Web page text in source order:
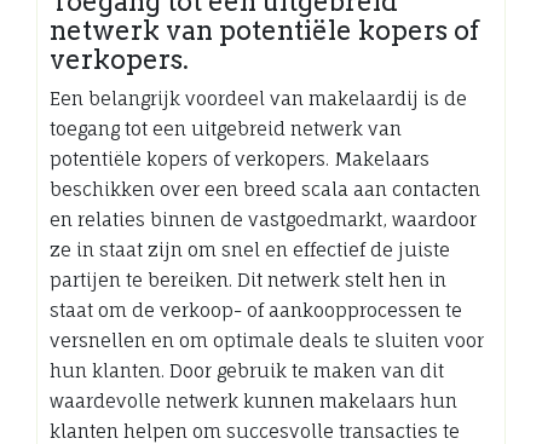
netwerk van potentiële kopers of
verkopers.
Een belangrijk voordeel van makelaardij is de
toegang tot een uitgebreid netwerk van
potentiële kopers of verkopers. Makelaars
beschikken over een breed scala aan contacten
en relaties binnen de vastgoedmarkt, waardoor
ze in staat zijn om snel en effectief de juiste
partijen te bereiken. Dit netwerk stelt hen in
staat om de verkoop- of aankoopprocessen te
versnellen en om optimale deals te sluiten voor
hun klanten. Door gebruik te maken van dit
waardevolle netwerk kunnen makelaars hun
klanten helpen om succesvolle transacties te